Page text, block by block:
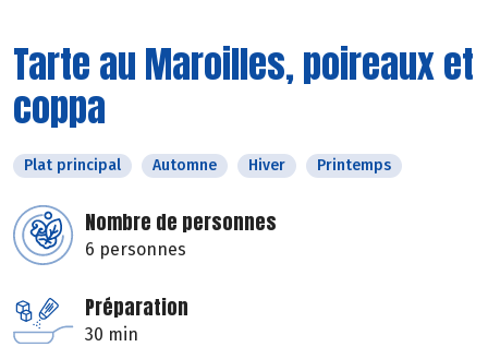
Tarte au Maroilles, poireaux et
coppa
Plat principal Automne Hiver Printemps
Nombre de personnes
6 personnes
Préparation
30 min